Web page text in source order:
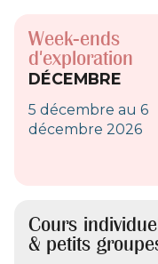
Week-ends
d'exploration
DÉCEMBRE
5 décembre au 6
décembre 2026
Cours
& petits